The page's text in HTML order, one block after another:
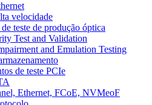
velocidade
teste de produção óptica
Test and Validation
and Emulation Testing
de teste PCIe
Ethernet, FCoE, NVMeoF